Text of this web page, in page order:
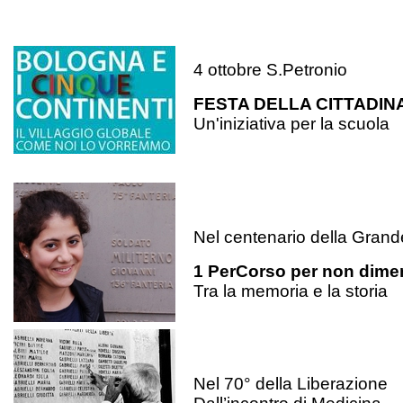
4 ottobre S.Petronio
FESTA DELLA
Un'iniziativa per la scuola
Nel centenario della
1 PerCorso per non
Tra la memoria e la storia
Nel 70° della Liberazione